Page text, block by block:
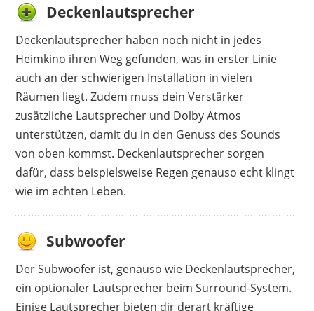
Deckenlautsprecher
Deckenlautsprecher haben noch nicht in jedes
Heimkino ihren Weg gefunden, was in erster Linie
auch an der schwierigen Installation in vielen
Räumen liegt. Zudem muss dein Verstärker
zusätzliche Lautsprecher und Dolby Atmos
unterstützen, damit du in den Genuss des Sounds
von oben kommst. Deckenlautsprecher sorgen
dafür, dass beispielsweise Regen genauso echt klingt
wie im echten Leben.
Subwoofer
Der Subwoofer ist, genauso wie Deckenlautsprecher,
ein optionaler Lautsprecher beim Surround-System.
Einige Lautsprecher bieten dir derart kräftige